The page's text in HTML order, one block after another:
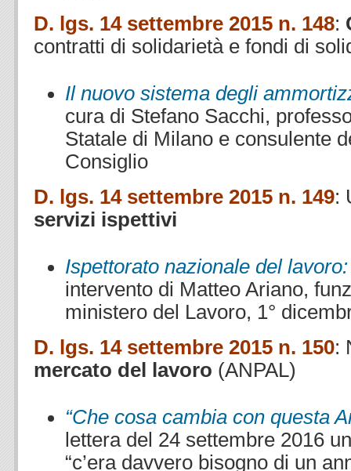
D. lgs. 14 settembre 2015 n. 148:
contratti di solidarietà e fondi di
Il nuovo sistema degli
cura di Stefano Sacchi,
Statale di Milano e consulente
Consiglio
D. lgs. 14 settembre 2015 n. 149:
servizi ispettivi
Ispettorato nazionale del
intervento di Matteo Ariano,
ministero del Lavoro, 1°
D. lgs. 14 settembre 2015 n. 150:
mercato del lavoro (ANPAL)
“Che cosa cambia con questa
lettera del 24 settembre 2016
“c’era davvero bisogno di un